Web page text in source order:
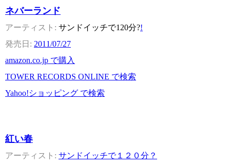
ネバーランド
サンドイッチで120分?!
2011/07/27
amazon.co.jp で購入
TOWER RECORDS ONLINE で検索
Yahoo!ショッピング で検索
紅い春
サンドイッチで１２０分？